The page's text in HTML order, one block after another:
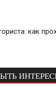
как